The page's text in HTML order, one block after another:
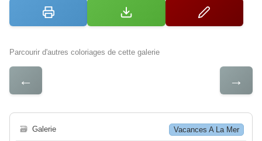
Parcourir d'autres coloriages de cette galerie
← →
🗃 Galerie Vacances A La Mer